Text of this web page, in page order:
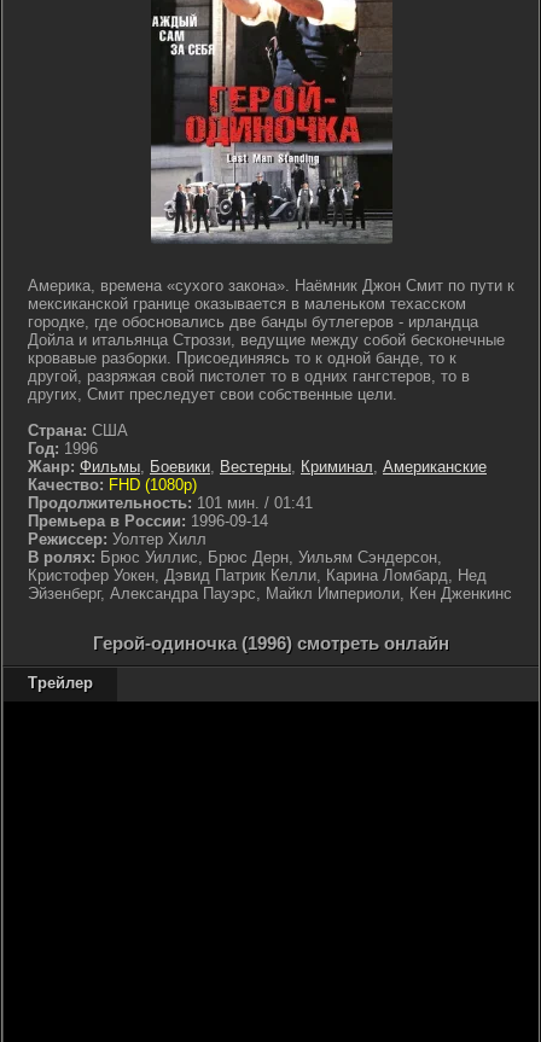
Америка, времена «сухого закона». Наёмник Джон Смит по пути к
мексиканской границе оказывается в маленьком техасском
городке, где обосновались две банды бутлегеров - ирландца
Дойла и итальянца Строззи, ведущие между собой бесконечные
кровавые разборки. Присоединяясь то к одной банде, то к
другой, разряжая свой пистолет то в одних гангстеров, то в
других, Смит преследует свои собственные цели.
Страна: США
Год: 1996
Жанр: Фильмы, Боевики, Вестерны, Криминал, Американские
Качество: FHD (1080p)
Продолжительность: 101 мин. / 01:41
Премьера в России: 1996-09-14
Режиссер: Уолтер Хилл
В ролях: Брюс Уиллис, Брюс Дерн, Уильям Сэндерсон,
Кристофер Уокен, Дэвид Патрик Келли, Карина Ломбард, Нед
Эйзенберг, Александра Пауэрс, Майкл Империоли, Кен Дженкинс
Герой-одиночка (1996) смотреть онлайн
Трейлер